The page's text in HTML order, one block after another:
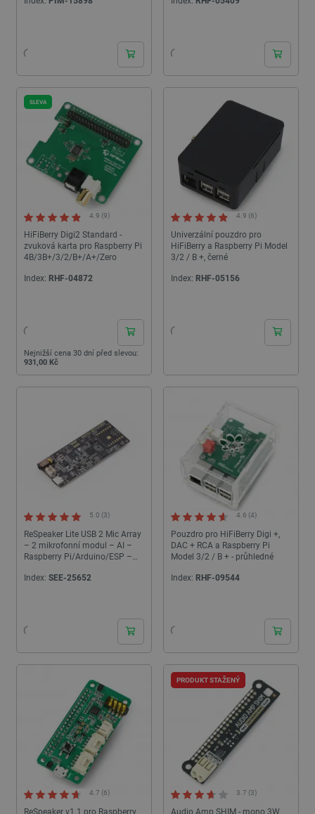
HiFiBerry Digi2 Standard -
zvuková karta pro Raspberry Pi
4B/3B+/3/2/B+/A+/Zero
4.9 (9)
Index: RHF-04872
Nejnižší cena 30 dní před slevou:
931,00 Kč
SLEVA
Univerzální pouzdro pro
HiFiBerry a Raspberry Pi Model
3/2 / B +, černé
4.9 (6)
Index: RHF-05156
ReSpeaker Lite USB 2 Mic Array
– 2 mikrofonní modul – AI –
Raspberry Pi/Arduino/ESP –
5.0 (3)
Index: SEE-25652
Pouzdro pro HiFiBerry Digi +,
DAC + RCA a Raspberry Pi
Model 3/2 / B + - průhledné
4.6 (4)
Index: RHF-09544
ReSpeaker v1.1 pro Raspberry
4.7 (6)
Audio Amp SHIM - mono 3W
3.7 (3)
PRODUKT STAŽENÝ